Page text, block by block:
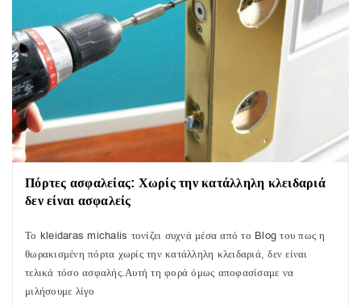
Πόρτες ασφαλείας: Χωρίς την κατάλληλη κλειδαριά
δεν είναι ασφαλείς
Το kleidaras michalis τονίζει συχνά μέσα από το Blog του πως η
θωρακισμένη πόρτα χωρίς την κατάλληλη κλειδαριά, δεν είναι
τελικά τόσο ασφαλής.Αυτή τη φορά όμως αποφασίσαμε να
μιλήσουμε λίγο